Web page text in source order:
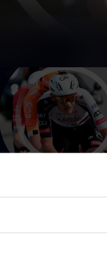
2026 • 6 min